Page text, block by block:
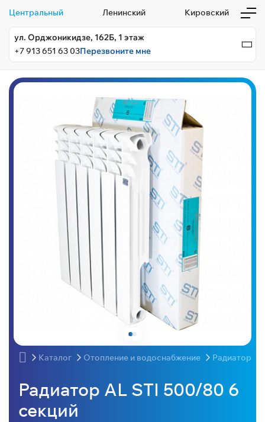
Центральный Ленинский Кировский
ул. Орджоникидзе, 162Б, 1 этаж
+7 913 651 63 03Перезвоните мне
Каталог Отопление и водоснабжение Радиаторы
Радиатор AL STI 500/80 6
секций